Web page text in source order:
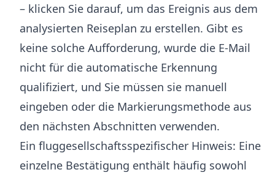
– klicken Sie darauf, um das Ereignis aus dem
analysierten Reiseplan zu erstellen. Gibt es
keine solche Aufforderung, wurde die E-Mail
nicht für die automatische Erkennung
qualifiziert, und Sie müssen sie manuell
eingeben oder die Markierungsmethode aus
den nächsten Abschnitten verwenden.
Ein fluggesellschaftsspezifischer Hinweis: Eine
einzelne Bestätigung enthält häufig sowohl